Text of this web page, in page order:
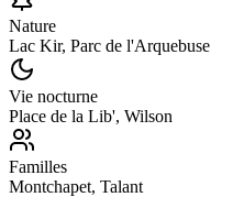
Nature
Lac Kir, Parc de l'Arquebuse
Vie nocturne
Place de la Lib', Wilson
Familles
Montchapet, Talant